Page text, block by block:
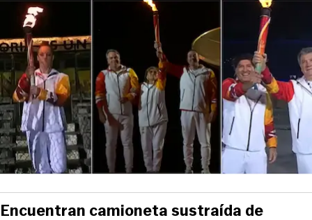
Encuentran camioneta sustraída de